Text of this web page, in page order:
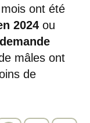
ont été
2024 ou
mâles ont
de